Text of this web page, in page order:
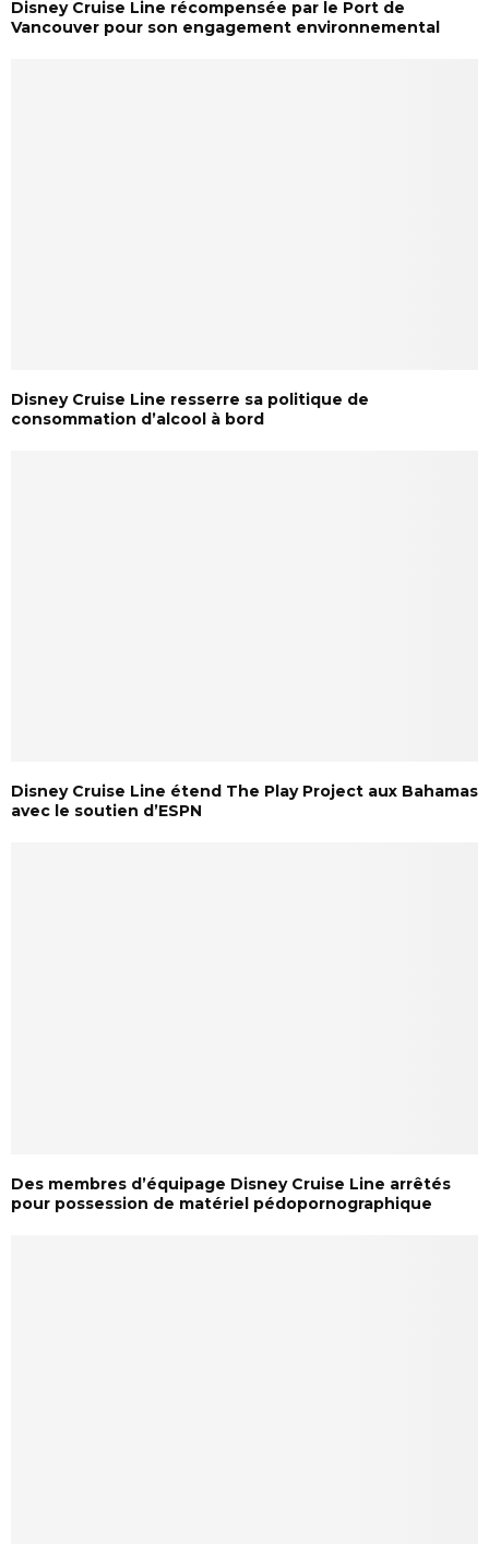
Disney Cruise Line récompensée par le Port de
Vancouver pour son engagement environnemental
Disney Cruise Line resserre sa politique de
consommation d’alcool à bord
Disney Cruise Line étend The Play Project aux Bahamas
avec le soutien d’ESPN
Des membres d’équipage Disney Cruise Line arrêtés
pour possession de matériel pédopornographique